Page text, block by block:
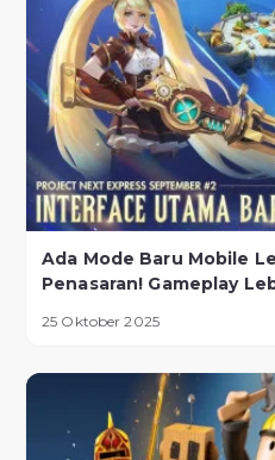
Ada Mode Baru Mobile
Penasaran! Gameplay
25 Oktober 2025